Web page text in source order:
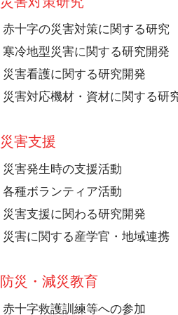
赤十字の災害対策に関する研究
寒冷地型災害に関する研究開発
災害看護に関する研究開発
災害対応機材・資材に関する研
災害支援
災害発生時の支援活動
各種ボランティア活動
災害支援に関わる研究開発
災害に関する産学官・地域連携
防災・減災教育
赤十字救護訓練等への参加